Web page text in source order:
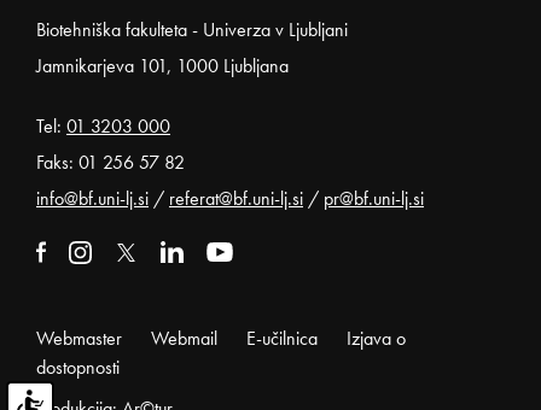
Noga strani
Biotehniška fakulteta - Univerza v Ljubljani
Jamnikarjeva 101, 1000 Ljubljana
Tel: 01 3203 000
Faks: 01 256 57 82
info@bf.uni-lj.si / referat@bf.uni-lj.si / pr@bf.uni-lj.si
Webmaster Webmail E-učilnica
Izjava o
dostopnosti